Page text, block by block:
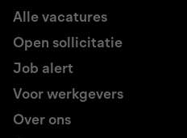
Alle vacatures
Open sollicitatie
Job alert
Voor werkgevers
Over ons